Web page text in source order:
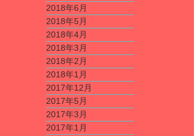
2018年6月
2018年5月
2018年4月
2018年3月
2018年2月
2018年1月
2017年12月
2017年5月
2017年3月
2017年1月